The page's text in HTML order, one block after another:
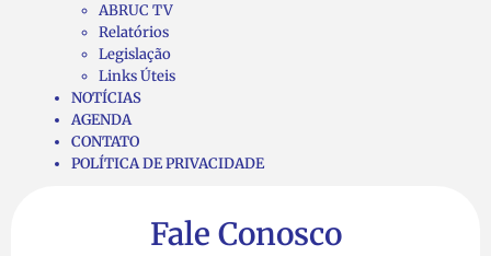
ABRUC TV
Relatórios
Legislação
Links Úteis
NOTÍCIAS
AGENDA
CONTATO
POLÍTICA DE PRIVACIDADE
Fale Conosco